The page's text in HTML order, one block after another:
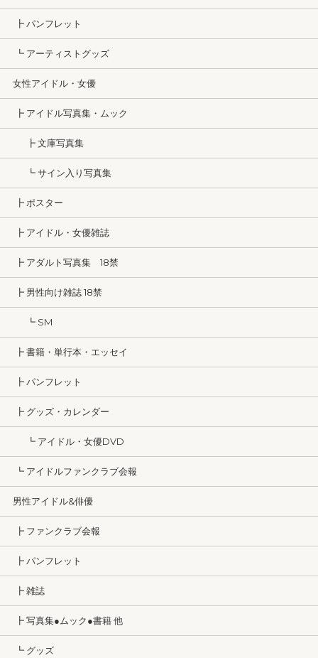
┣ パンフレット
┗ アーティストグッズ
女性アイドル・女優
┣ アイドル写真集・ムック
┣ 文庫写真集
┗ サイン入り写真集
┣ ポスター
┣ アイドル・女優雑誌
┣ アダルト写真集 18禁
┣ 男性向け雑誌 18禁
┗ SM
┣ 書籍・単行本・エッセイ
┣ パンフレット
┣ グッズ・カレンダー
┗ アイドル・女優DVD
┗ アイドルファンクラブ会報
男性アイドル&俳優
┣ ファンクラブ会報
┣ パンフレット
┣ 雑誌
┣ 写真集●ムック●書籍 他
┗ グッズ